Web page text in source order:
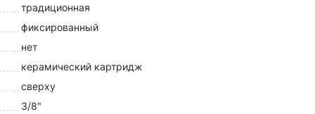
традиционная
фиксированный
нет
керамический картридж
сверху
3/8"